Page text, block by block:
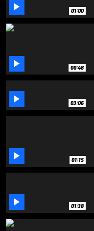
seconds
 01:00
 00:48
 03:06
 01:15
 01:38